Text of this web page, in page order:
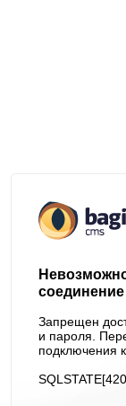
Запрещен
и пароля.
подключения